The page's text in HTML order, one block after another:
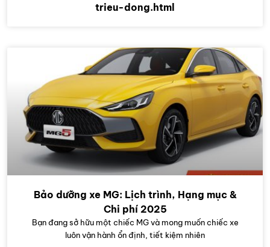
trieu-dong.html
Bảo dưỡng xe MG: Lịch trình, Hạng mục &
Chi phí 2025
Bạn đang sở hữu một chiếc MG và mong muốn chiếc xe
luôn vận hành ổn định, tiết kiệm nhiên